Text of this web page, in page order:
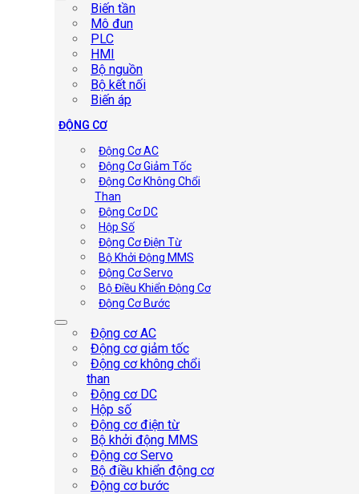
Biến tần
Mô đun
PLC
HMI
Bộ nguồn
Bộ kết nối
Biến áp
ĐỘNG CƠ
Động Cơ AC
Động Cơ Giảm Tốc
Động Cơ Không Chổi
Than
Động Cơ DC
Hộp Số
Động Cơ Điện Từ
Bộ Khởi Động MMS
Động Cơ Servo
Bộ Điều Khiển Động Cơ
Động Cơ Bước
Động cơ AC
Động cơ giảm tốc
Động cơ không chổi
than
Động cơ DC
Hộp số
Động cơ điện từ
Bộ khởi động MMS
Động cơ Servo
Bộ điều khiển động cơ
Động cơ bước